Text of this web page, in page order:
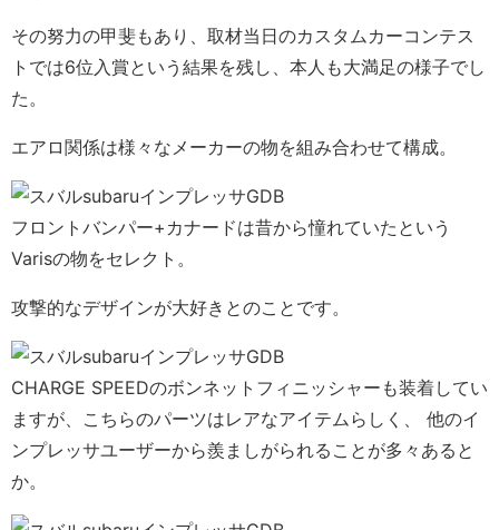
その努力の甲斐もあり、取材当日のカスタムカーコンテス
トでは6位入賞という結果を残し、本人も大満足の様子でし
た。
エアロ関係は様々なメーカーの物を組み合わせて構成。
フロントバンパー+カナードは昔から憧れていたという
Varisの物をセレクト。
攻撃的なデザインが大好きとのことです。
CHARGE SPEEDのボンネットフィニッシャーも装着してい
ますが、こちらのパーツはレアなアイテムらしく、 他のイ
ンプレッサユーザーから羨ましがられることが多々あると
か。